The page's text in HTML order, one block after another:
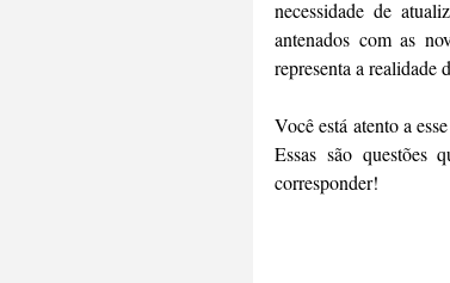
necessidade de
antenados com as
representa a realidade
Você está atento a
Essas são questões
corresponder!